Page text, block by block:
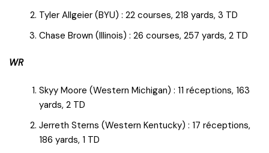
Tyler Allgeier (BYU) : 22 courses, 218 yards, 3 TD
Chase Brown (Illinois) : 26 courses, 257 yards, 2 TD
WR
Skyy Moore (Western Michigan) : 11 réceptions, 163
yards, 2 TD
Jerreth Sterns (Western Kentucky) : 17 réceptions,
186 yards, 1 TD